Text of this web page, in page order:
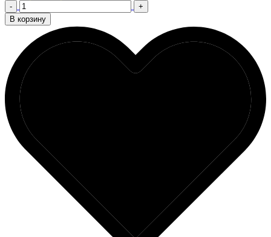
-
+
В корзину